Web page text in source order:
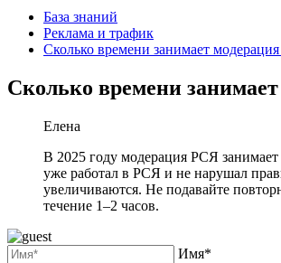
База знаний
Реклама и трафик
Сколько времени занимает
Сколько времени
Елена
В 2025 году модерация РСЯ занимает
уже работал в РСЯ и не нарушал
увеличиваются. Не подавайте
течение 1–2 часов.
Имя*